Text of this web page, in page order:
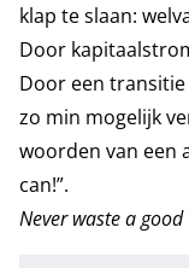
klap te slaan:
Door
Door een
zo min mogelijk
woorden van een
can!”.
Never waste a good